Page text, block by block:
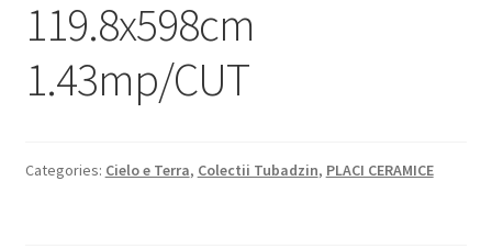
Politica de cookie
Termeni si conditii
119.8x598cm
1.43mp/CUT
Categories: Cielo e Terra, Colectii Tubadzin, PLACI CERAMICE